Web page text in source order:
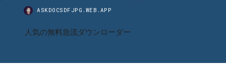
ASKDOCSDFJPG.WEB.APP
人気の無料急流ダウンローダー